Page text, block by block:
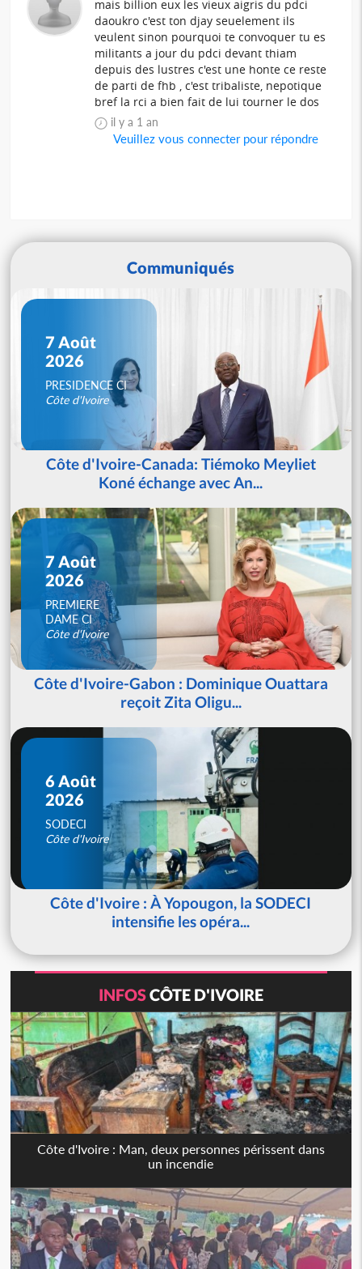
mais billion eux les vieux aigris du pdci
daoukro c'est ton djay seuelement ils
veulent sinon pourquoi te convoquer tu es
militants a jour du pdci devant thiam
depuis des lustres c'est une honte ce reste
de parti de fhb , c'est tribaliste, nepotique
bref la rci a bien fait de lui tourner le dos
il y a 1 an
Veuillez vous connecter pour répondre
Communiqués
7 Août
2026
PRESIDENCE CI
Côte d'Ivoire
Côte d'Ivoire-Canada: Tiémoko Meyliet
Koné échange avec An...
7 Août
2026
PREMIERE
DAME CI
Côte d'Ivoire
Côte d'Ivoire-Gabon : Dominique Ouattara
reçoit Zita Oligu...
6 Août
2026
SODECI
Côte d'Ivoire
Côte d'Ivoire : À Yopougon, la SODECI
intensifie les opéra...
INFOSCÔTE D'IVOIRE
Côte d'Ivoire : Man, deux personnes périssent dans
un incendie